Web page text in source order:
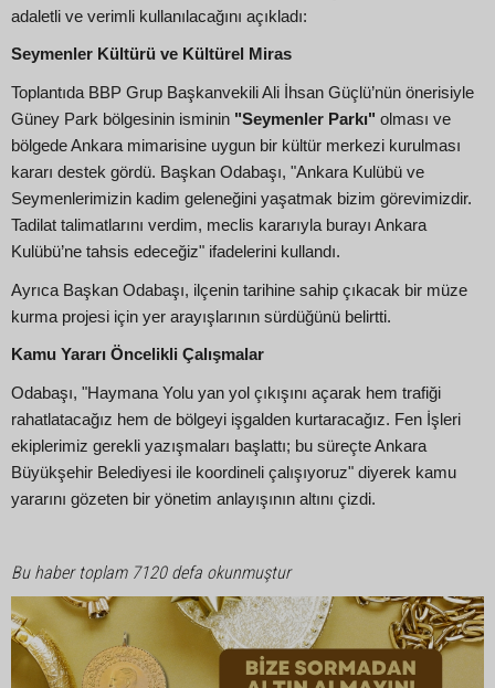
adaletli ve verimli kullanılacağını açıkladı:
Seymenler Kültürü ve Kültürel Miras
Toplantıda BBP Grup Başkanvekili Ali İhsan Güçlü’nün önerisiyle
Güney Park bölgesinin isminin "Seymenler Parkı" olması ve
bölgede Ankara mimarisine uygun bir kültür merkezi kurulması
kararı destek gördü. Başkan Odabaşı, "Ankara Kulübü ve
Seymenlerimizin kadim geleneğini yaşatmak bizim görevimizdir.
Tadilat talimatlarını verdim, meclis kararıyla burayı Ankara
Kulübü’ne tahsis edeceğiz" ifadelerini kullandı.
Ayrıca Başkan Odabaşı, ilçenin tarihine sahip çıkacak bir müze
kurma projesi için yer arayışlarının sürdüğünü belirtti.
Kamu Yararı Öncelikli Çalışmalar
Odabaşı, "Haymana Yolu yan yol çıkışını açarak hem trafiği
rahatlatacağız hem de bölgeyi işgalden kurtaracağız. Fen İşleri
ekiplerimiz gerekli yazışmaları başlattı; bu süreçte Ankara
Büyükşehir Belediyesi ile koordineli çalışıyoruz" diyerek kamu
yararını gözeten bir yönetim anlayışının altını çizdi.
Bu haber toplam 7120 defa okunmuştur